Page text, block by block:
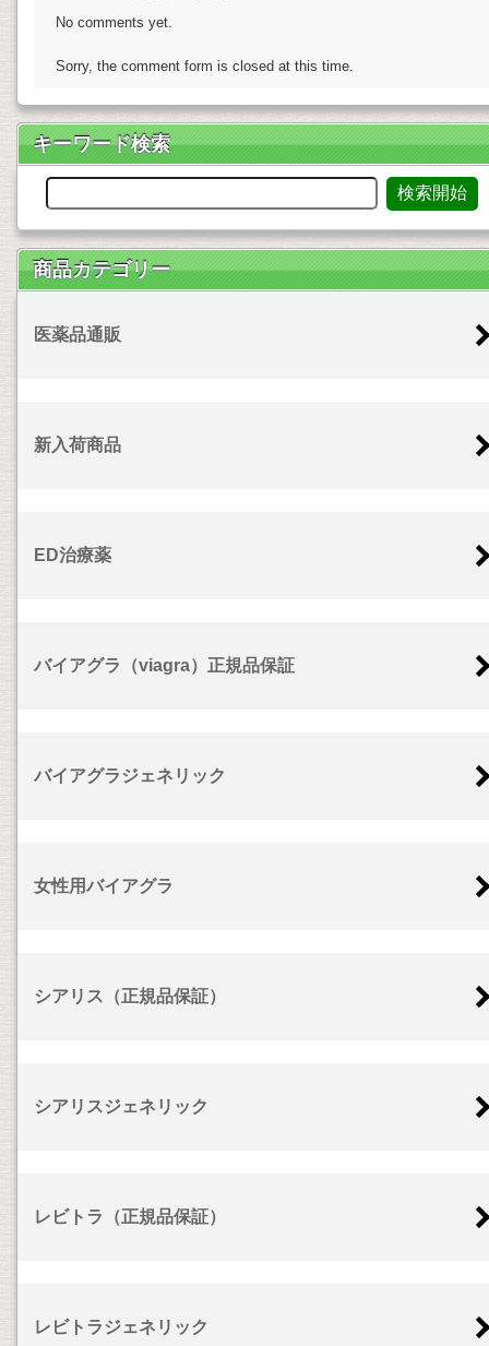
No comments yet.
Sorry, the comment form is closed at this time.
キーワード検索
商品カテゴリー
医薬品通販
新入荷商品
ED治療薬
バイアグラ（viagra）正規品保証
バイアグラジェネリック
女性用バイアグラ
シアリス（正規品保証）
シアリスジェネリック
レビトラ（正規品保証）
レビトラジェネリック